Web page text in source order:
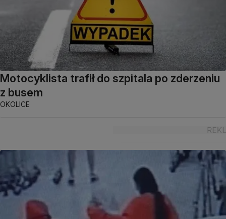
Motocyklista trafił do szpitala po zderzeniu
z busem
OKOLICE